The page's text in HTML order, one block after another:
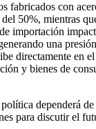
fabricados con
50%, mientras
importación
una
directamente en
y bienes de
dependerá
para discutir el